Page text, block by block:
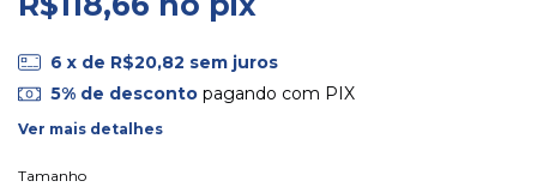
6 x de R$20,82 sem juros
5% de descontopagando com PIX
Ver mais detalhes
Tamanho